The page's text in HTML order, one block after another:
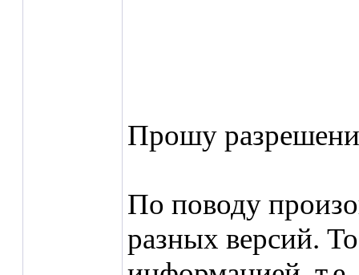
Прошу
По поводу
разных версий.